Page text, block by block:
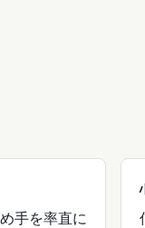
手を率直に